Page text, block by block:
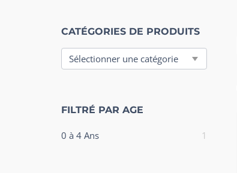
CATÉGORIES DE PRODUITS
FILTRÉ PAR AGE
0 à 4 Ans 1